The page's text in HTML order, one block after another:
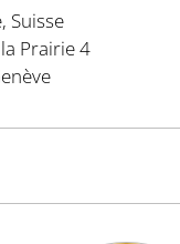
Suisse
Prairie 4